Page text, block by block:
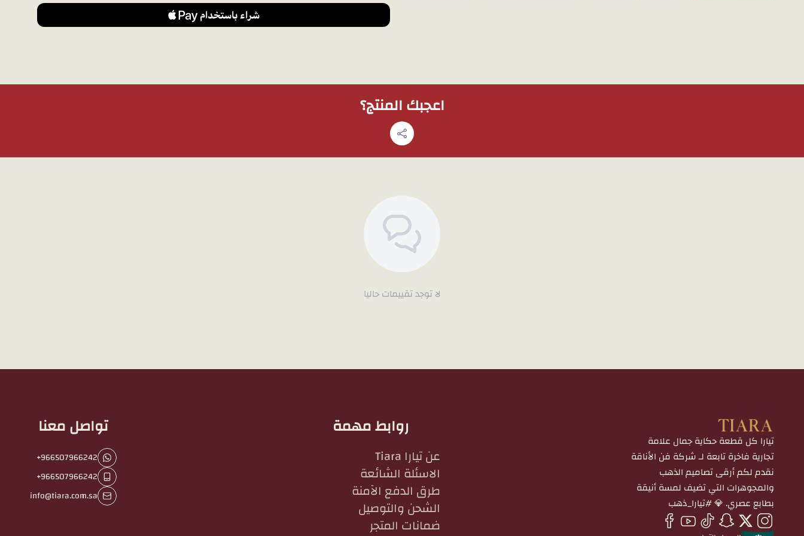
اعجبك المنتج؟
لا توجد تقييمات حاليا
تيارا كل قطعة حكاية جمال علامة
تجارية فاخرة تابعة لـ شركة فن الأناقة
نقدم لكم أرقى تصاميم الذهب
والمجوهرات التي تضيف لمسة أنيقة
بطابع عصري. 💎 #تيارا_ذهب
روابط مهمة
عن تيارا Tiara
الاسئلة الشائعة
طرق الدفع الآمنة
الشحن والتوصيل
ضمانات المتجر
تواصل معنا
+966507966242
+966507966242
info@tiara.com.sa